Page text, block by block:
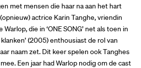
met mensen die haar na aan het hart
actrice Karin Tanghe, vriendin
die in ‘ONE SONG’ net als toen in
(2005) enthousiast de rol van
naam zet. Dit keer spelen ook Tanghes
Een jaar had Warlop nodig om de cast